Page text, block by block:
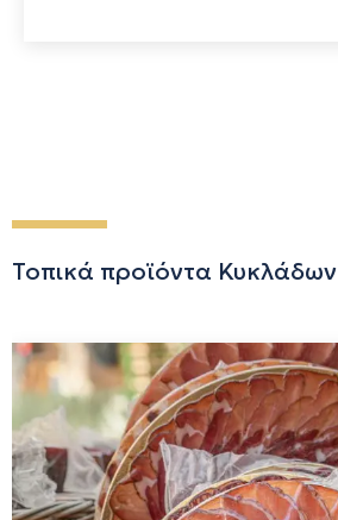
Τοπικά προϊόντα Κυκλάδων